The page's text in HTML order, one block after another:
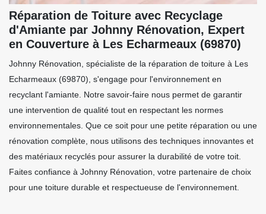
Réparation de Toiture avec Recyclage
d'Amiante par Johnny Rénovation, Expert
en Couverture à Les Echarmeaux (69870)
Johnny Rénovation, spécialiste de la réparation de toiture à Les
Echarmeaux (69870), s'engage pour l'environnement en
recyclant l'amiante. Notre savoir-faire nous permet de garantir
une intervention de qualité tout en respectant les normes
environnementales. Que ce soit pour une petite réparation ou une
rénovation complète, nous utilisons des techniques innovantes et
des matériaux recyclés pour assurer la durabilité de votre toit.
Faites confiance à Johnny Rénovation, votre partenaire de choix
pour une toiture durable et respectueuse de l'environnement.